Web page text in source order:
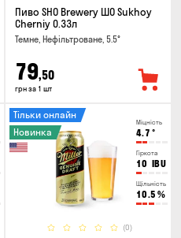
Пиво SHO Brewery ШО Sukhoy
Cherniy 0.33л
Темне, Нефільтроване, 5.5°
79,50
грн за 1 шт
Міцність
4.7 °
Гіркота
10 IBU
Щільність
10.5 %
(0)
Тільки онлайн
Новинка